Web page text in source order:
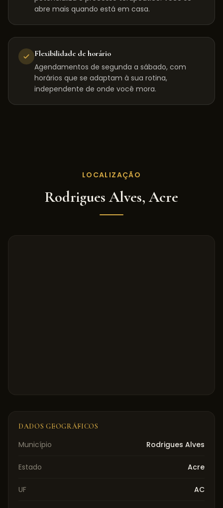
abre mais quando está em casa.
Flexibilidade de horário
Agendamentos de segunda a sábado, com
horários que se adaptam à sua rotina,
independente de onde você mora.
LOCALIZAÇÃO
Rodrigues Alves,Acre
DADOS GEOGRÁFICOS
Município Rodrigues Alves
Estado Acre
UF AC